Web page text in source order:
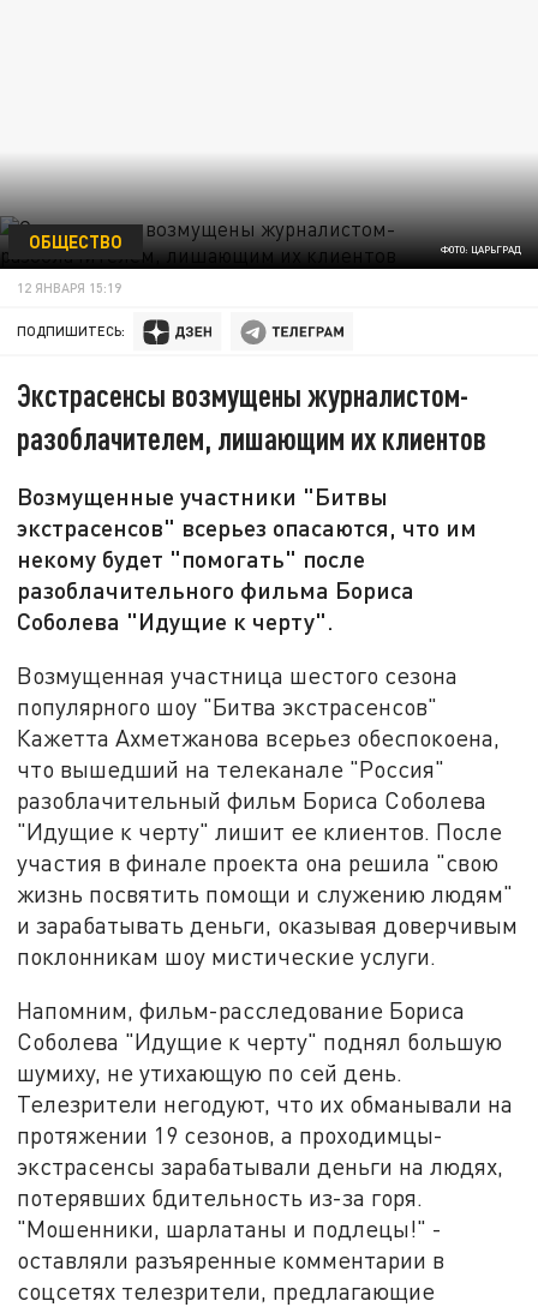
ФОТО: ЦАРЬГРАД
ОБЩЕСТВО
12 ЯНВАРЯ 15:19
ПОДПИШИТЕСЬ:
Экстрасенсы возмущены журналистом-
разоблачителем, лишающим их клиентов
Возмущенные участники "Битвы
экстрасенсов" всерьез опасаются, что им
некому будет "помогать" после
разоблачительного фильма Бориса
Соболева "Идущие к черту".
Возмущенная участница шестого сезона
популярного шоу "Битва экстрасенсов"
Кажетта Ахметжанова всерьез обеспокоена,
что вышедший на телеканале "Россия"
разоблачительный фильм Бориса Соболева
"Идущие к черту" лишит ее клиентов. После
участия в финале проекта она решила "свою
жизнь посвятить помощи и служению людям"
и зарабатывать деньги, оказывая доверчивым
поклонникам шоу мистические услуги.
Напомним, фильм-расследование Бориса
Соболева "Идущие к черту" поднял большую
шумиху, не утихающую по сей день.
Телезрители негодуют, что их обманывали на
протяжении 19 сезонов, а проходимцы-
экстрасенсы зарабатывали деньги на людях,
потерявших бдительность из-за горя.
"Мошенники, шарлатаны и подлецы!" -
оставляли разъяренные комментарии в
соцсетях телезрители, предлагающие